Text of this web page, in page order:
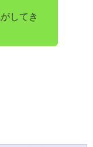
してき